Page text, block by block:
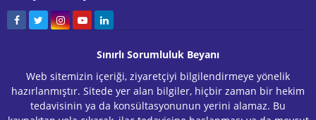
Sınırlı Sorumluluk Beyanı
Web sitemizin içeriği, ziyaretçiyi bilgilendirmeye yönelik
hazırlanmıştır. Sitede yer alan bilgiler, hiçbir zaman bir hekim
tedavisinin ya da konsültasyonunun yerini alamaz. Bu